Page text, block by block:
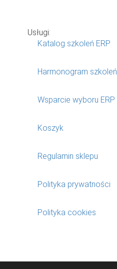
Usługi:
Katalog szkoleń ERP
Harmonogram szkoleń
Wsparcie wyboru ERP
Koszyk
Regulamin sklepu
Polityka prywatności
Polityka cookies